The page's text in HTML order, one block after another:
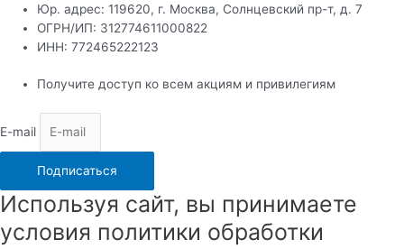
Юр. адрес: 119620, г. Москва, Солнцевский пр-т, д. 7
ОГРН/ИП: 312774611000822
ИНН: 772465222123
Получите доступ ко всем акциям и привилегиям
E-mail
Подписаться
Используя сайт, вы принимаете
условия политики обработки